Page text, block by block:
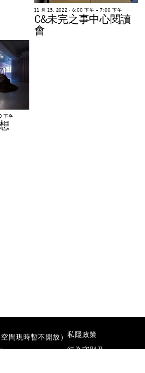
11 月 15, 2022 ∙ 6:00 下午 – 7:00 下午
C&未完之事中心閱讀
會
下午
間現時暫不開放）私隱政策
行為守則及